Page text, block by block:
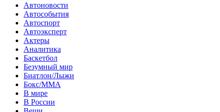
Автоновости
Автособытия
Автоспорт
Автоэксперт
Актеры
Аналитика
Баскетбол
Безумный мир
Биатлон/Лыжи
Бокс/MMA
В мире
В России